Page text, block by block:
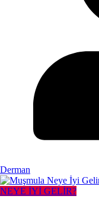
Derman
NEYE İYİ GELİR?